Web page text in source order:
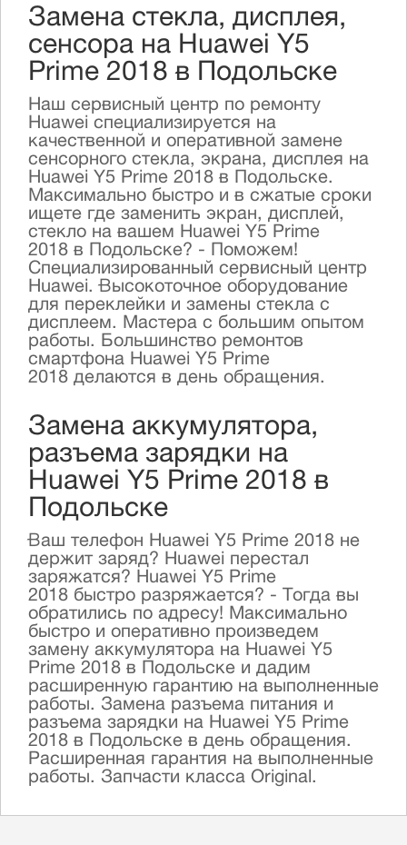
Замена стекла, дисплея,
сенсора на Huawei Y5
Prime 2018 в Подольске
Наш сервисный центр по ремонту
Huawei специализируется на
качественной и оперативной замене
сенсорного стекла, экрана, дисплея на
Huawei Y5 Prime 2018 в Подольске.
Максимально быстро и в сжатые сроки
ищете где заменить экран, дисплей,
стекло на вашем Huawei Y5 Prime
2018 в Подольске? - Поможем!
Специализированный сервисный центр
Huawei. Высокоточное оборудование
для переклейки и замены стекла с
дисплеем. Мастера с большим опытом
работы. Большинство ремонтов
смартфона Huawei Y5 Prime
2018 делаются в день обращения.
Замена аккумулятора,
разъема зарядки на
Huawei Y5 Prime 2018 в
Подольске
Ваш телефон Huawei Y5 Prime 2018 не
держит заряд? Huawei перестал
заряжатся? Huawei Y5 Prime
2018 быстро разряжается? - Тогда вы
обратились по адресу! Максимально
быстро и оперативно произведем
замену аккумулятора на Huawei Y5
Prime 2018 в Подольске и дадим
расширенную гарантию на выполненные
работы. Замена разъема питания и
разъема зарядки на Huawei Y5 Prime
2018 в Подольске в день обращения.
Расширенная гарантия на выполненные
работы. Запчасти класса Original.